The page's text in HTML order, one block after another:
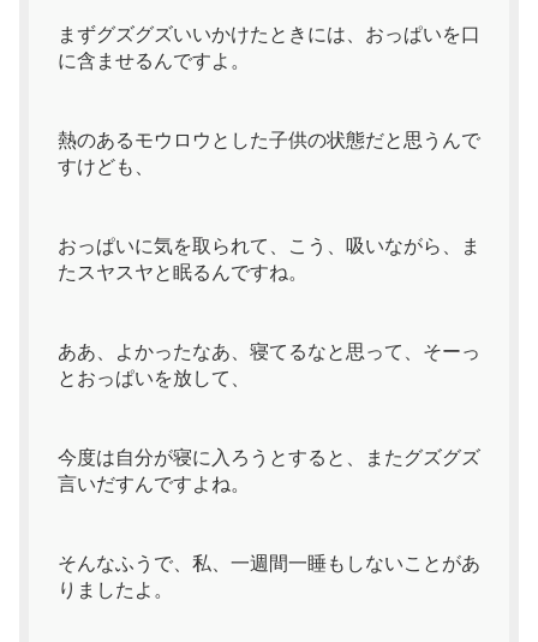
まずグズグズいいかけたときには、おっぱいを口
に含ませるんですよ。
熱のあるモウロウとした子供の状態だと思うんで
すけども、
おっぱいに気を取られて、こう、吸いながら、ま
たスヤスヤと眠るんですね。
ああ、よかったなあ、寝てるなと思って、そーっ
とおっぱいを放して、
今度は自分が寝に入ろうとすると、またグズグズ
言いだすんですよね。
そんなふうで、私、一週間一睡もしないことがあ
りましたよ。